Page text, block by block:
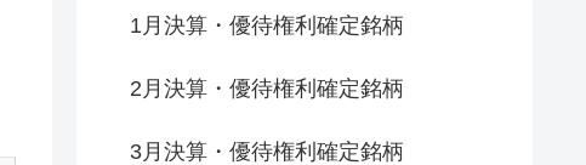
1月決算・優待権利確定銘柄
2月決算・優待権利確定銘柄
3月決算・優待権利確定銘柄